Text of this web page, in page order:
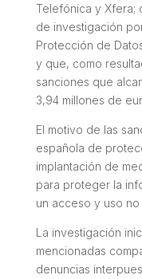
Telefónica y Xfera;
de investigación
Protección de
y que, como
sanciones que
3,94 millones de
El motivo de las
española de
implantación de
para proteger la
un acceso y uso
La investigación
mencionadas
denuncias